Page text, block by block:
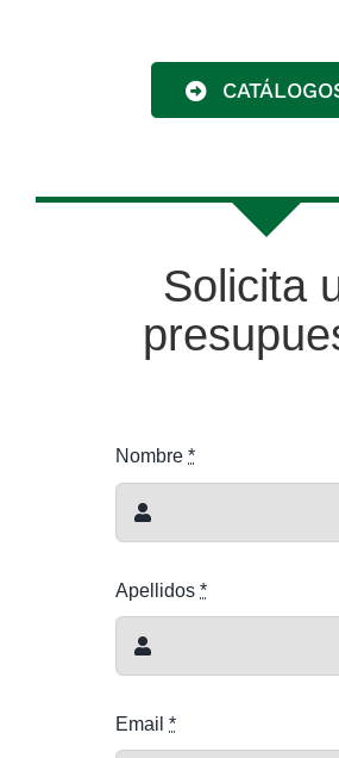
Solicita
Nombre*
Apellidos*
Email*